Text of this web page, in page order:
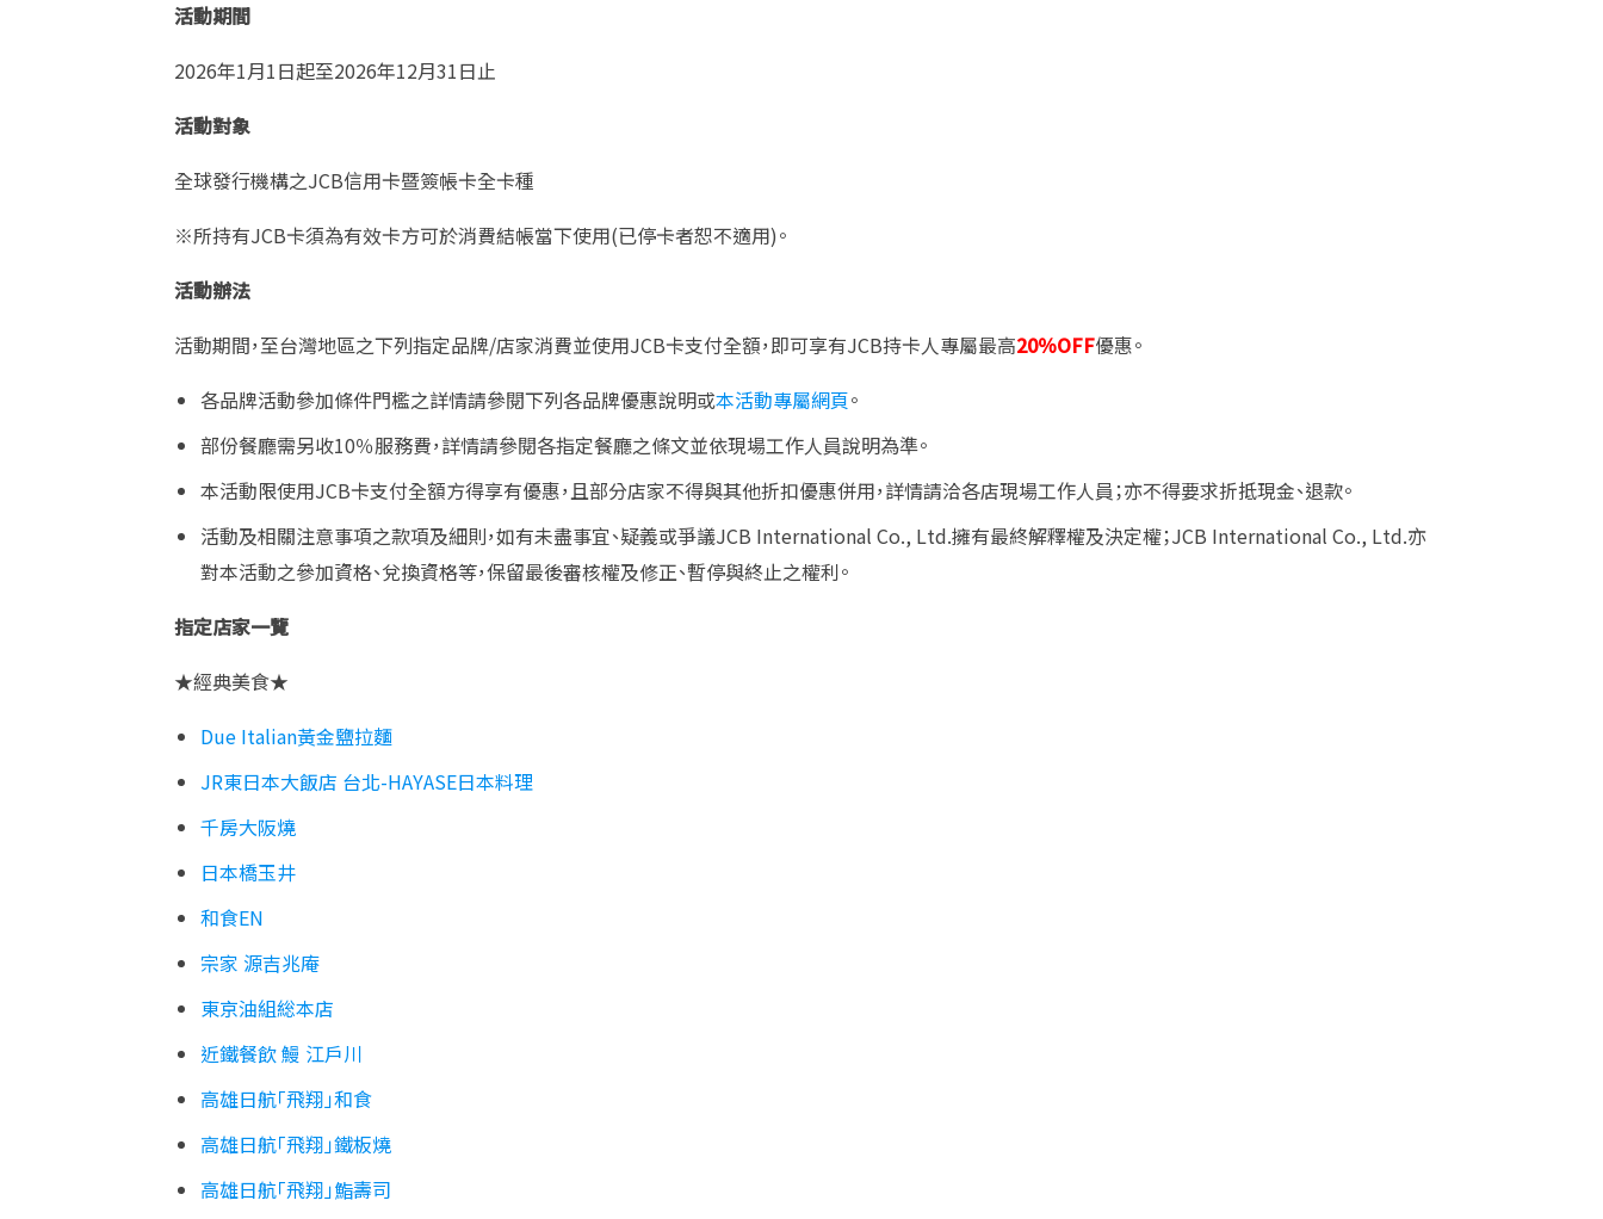
活動期間
2026年1月1日起至2026年12月31日止
活動對象
全球發行機構之JCB信用卡暨簽帳卡全卡種
※所持有JCB卡須為有效卡方可於消費結帳當下使用(已停卡者恕不適用)。
活動辦法
活動期間，至台灣地區之下列指定品牌/店家消費並使用JCB卡支付全額，即可享有JCB持卡人專屬最高20％OFF優惠。
各品牌活動參加條件門檻之詳情請參閱下列各品牌優惠說明或本活動專屬網頁。
部份餐廳需另收10％服務費，詳情請參閱各指定餐廳之條文並依現場工作人員說明為準。
本活動限使用JCB卡支付全額方得享有優惠，且部分店家不得與其他折扣優惠併用，詳情請洽各店現場工作人員；亦不得要求折抵現金、退款。
活動及相關注意事項之款項及細則，如有未盡事宜、疑義或爭議JCB International Co., Ltd.擁有最終解釋權及決定權；JCB International Co., Ltd.亦
對本活動之參加資格、兌換資格等，保留最後審核權及修正、暫停與終止之權利。
指定店家一覽
★經典美食★
Due Italian黃金鹽拉麵
JR東日本大飯店 台北-HAYASE日本料理
千房大阪燒
日本橋玉井
和食EN
宗家 源吉兆庵
東京油組総本店
近鐵餐飲 鰻 江戶川
高雄日航「飛翔」和食
高雄日航「飛翔」鐵板燒
高雄日航「飛翔」鮨壽司